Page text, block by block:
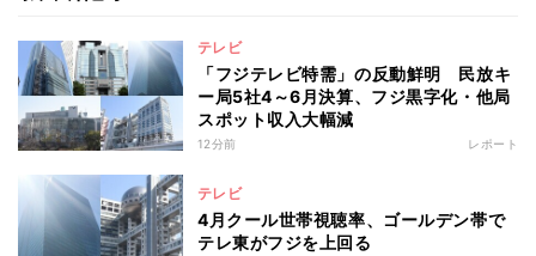
テレビ
「フジテレビ特需」の反動鮮明 民放キ
ー局5社4～6月決算、フジ黒字化・他局
スポット収入大幅減
12分前 レポート
テレビ
4月クール世帯視聴率、ゴールデン帯で
テレ東がフジを上回る